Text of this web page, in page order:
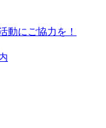
動にご協力を！